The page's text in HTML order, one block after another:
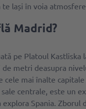
te lași în voia
Madrid?
pe Platoul Kastliska
metri deasupra
cele mai înalte capitale
centrale, este un
Spania. Zborul